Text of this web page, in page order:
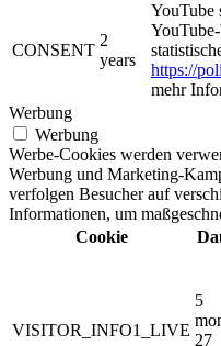
CONSENT
2
years
YouTube
https://
mehr
Werbung
Werbung
Werbe-Cookies werden
Werbung und Marketing-
verfolgen Besucher auf
Informationen, um
Cookie
VISITOR_INFO1_LIVE
5
27